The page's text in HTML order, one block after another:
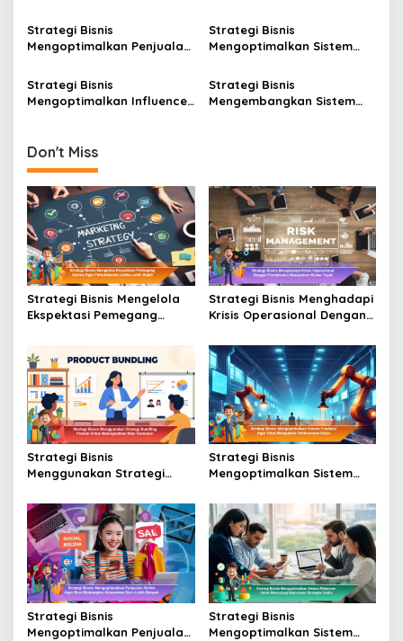
Meningkatkan Nilai
Transaksi
Mengalami Pemborosan
Biaya
Strategi Bisnis
Mengoptimalkan Penjualan
Menjangkau Konsumen
Baru Lebih Banyak
Strategi Bisnis
Mengoptimalkan Sistem
Menunjang Keputusan
Strategis Usaha
Strategi Bisnis
Mengoptimalkan Influencer
Produk Baru
Strategi Bisnis
Mengembangkan Sistem
Don't Miss
Strategi Bisnis Mengelola
Ekspektasi Pemegang
Usaha Lebih Stabil
Strategi Bisnis Menghadapi
Krisis Operasional Dengan
Risiko Tepat
Strategi Bisnis
Menggunakan Strategi
Meningkatkan Nilai
Transaksi
Strategi Bisnis
Mengoptimalkan Sistem
Mengalami Pemborosan
Biaya
Strategi Bisnis
Mengoptimalkan Penjualan
Strategi Bisnis
Mengoptimalkan Sistem